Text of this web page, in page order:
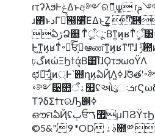
ɾτʔλϧͰݟΔͱඅ༻ରޮՌ͕ѱ͍ ɾ࠾༻ࢧԉαʔϏε͸ख๏ͷ࿩͕ଟ͘ɺ
ɹ΋ͬͱدΓఴͬͯ൐૸ͯ͘͠ΕΔͱ͜Ζ͕͍͍ ໊὎໊ 4PMVUJPO
ఏڙՁ஋ ͳͥީิऀ͕ू·Βͳ͍ͷ͔ʁͳͥީิऀ͸ू·Δͷʹ࠾༻
Ͱ͖ͳ͍ͷ͔ʁͳͥ࠾༻ͨ͠ਓࡐ͕ఆண͠ͳ͍ͷ͔ʁͳͲɺ ݱ࣌఺ͷ࠾༻
ঢ়گͷώΞϦϯά͔Β͸͡ΊɺϘτϧωοΫΛ
ಛఆ͠·͢ɻͦͷ্Ͱ՝୊ղܾͷఏҊΛߦ͍ɺ࣋ଓతʹ࠾༻ ੒ޭ͢ΔͨΊͷߏஙΛ໨ࢦͨ͠ࢧԉΛߦ͍·͢ɻ
࠾༻੹೚ऀۀ຿ʢઓུઃܭɾϚωδϝϯτɾվળʣ εΧ΢τ୅ߦ
ΤʔδΣϯτରԠ୅ߦ
ഔମఏҊʢٻਓ޿ࠂμΠϨΫτϦΫϧʔςΟϯάʣ 5&".9
©5&".9 *OD ࣄۀ಺༰ 